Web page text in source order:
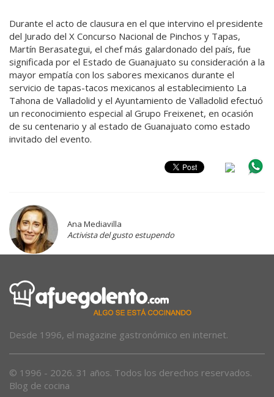
Durante el acto de clausura en el que intervino el presidente
del Jurado del X Concurso Nacional de Pinchos y Tapas,
Martín Berasategui, el chef más galardonado del país, fue
significada por el Estado de Guanajuato su consideración a la
mayor empatía con los sabores mexicanos durante el
servicio de tapas-tacos mexicanos al establecimiento La
Tahona de Valladolid y el Ayuntamiento de Valladolid efectuó
un reconocimiento especial al Grupo Freixenet, en ocasión
de su centenario y al estado de Guanajuato como estado
invitado del evento.
Ana Mediavilla
Activista del gusto estupendo
Desde 1996, el magazine gastronómico en internet.
© 1996 - 2026. 31 años. Todos los derechos reservados.
Blog de cocina